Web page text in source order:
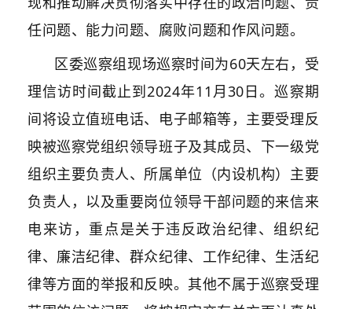
任问题、能力问题、腐败问题和作风问题。
区委巡察组现场巡察时间为60天左右，受
理信访时间截止到2024年11月30日。巡察期
间将设立值班电话、电子邮箱等，主要受理反
映被巡察党组织领导班子及其成员、下一级党
组织主要负责人、所属单位（内设机构）主要
负责人，以及重要岗位领导干部问题的来信来
电来访，重点是关于违反政治纪律、组织纪
律、廉洁纪律、群众纪律、工作纪律、生活纪
律等方面的举报和反映。其他不属于巡察受理